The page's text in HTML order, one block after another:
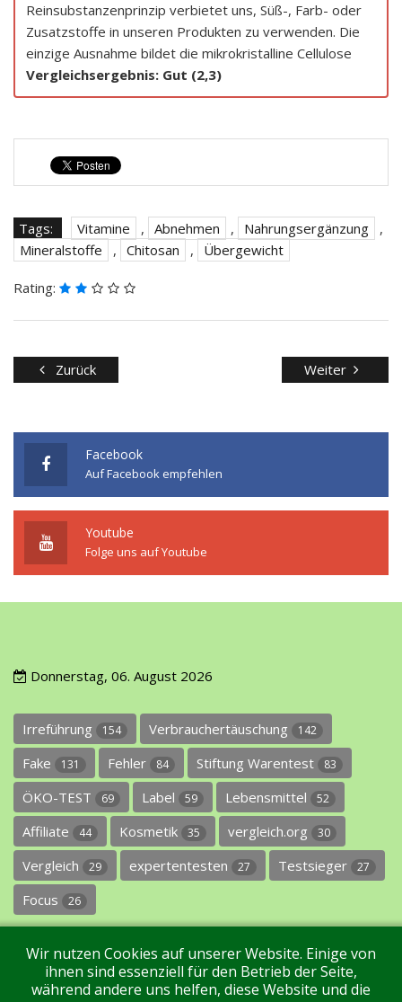
Reinsubstanzenprinzip verbietet uns, Süß-, Farb- oder
Zusatzstoffe in unseren Produkten zu verwenden. Die
einzige Ausnahme bildet die mikrokristalline Cellulose
Vergleichsergebnis: Gut (2,3)
Tags: Vitamine , Abnehmen , Nahrungsergänzung
,
Mineralstoffe
, Chitosan , Übergewicht
Rating:
Zurück Weiter
Facebook
Auf Facebook empfehlen
Youtube
Folge uns auf Youtube
Donnerstag, 06. August 2026
Irreführung 154 Verbrauchertäuschung 142
Fake 131 Fehler 84 Stiftung Warentest 83
ÖKO-TEST 69 Label 59 Lebensmittel 52
Affiliate 44 Kosmetik 35 vergleich.org 30
Vergleich 29 expertentesten 27 Testsieger 27
Focus 26
Wir nutzen Cookies auf unserer Website. Einige von
ihnen sind essenziell für den Betrieb der Seite,
während andere uns helfen, diese Website und die